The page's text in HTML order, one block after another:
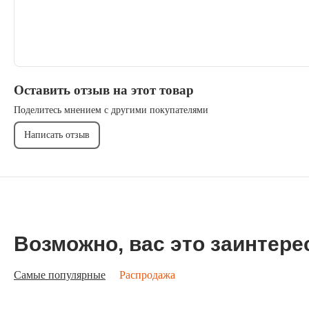
Оставить отзыв на этот товар
Поделитесь мнением с другими покупателями
Написать отзыв
Возможно, вас это
Самые популярные Распродажа